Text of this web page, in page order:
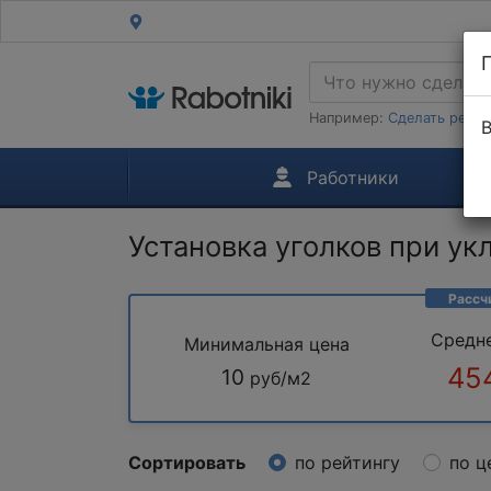
Например: Сделать
Работники
Установка уголков при
Минимальная цена
10 руб/м2
Сортировать по рейтингу по